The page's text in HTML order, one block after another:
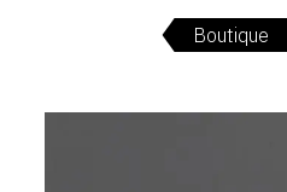
ACTUALITÉS DU
Boutique